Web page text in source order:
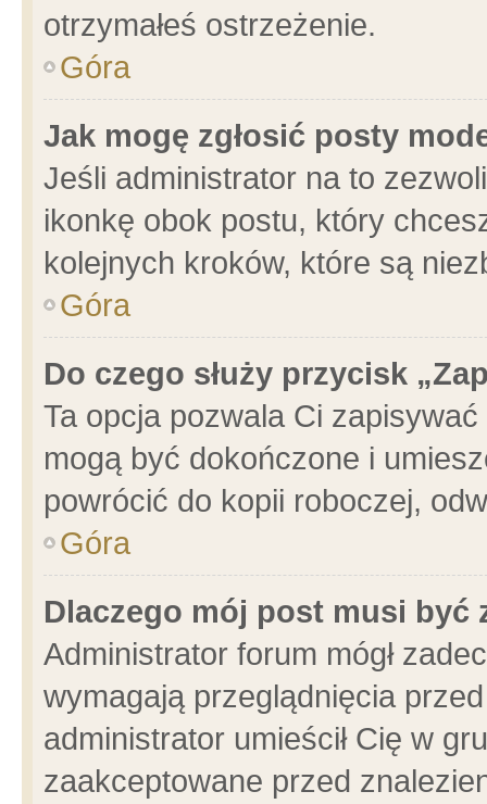
otrzymałeś ostrzeżenie.
Góra
Jak mogę zgłosić posty
Jeśli administrator na to
ikonkę obok postu, który
kolejnych kroków, które są
Góra
Do czego służy przycisk
Ta opcja pozwala Ci
mogą być dokończone i
powrócić do kopii roboczej,
Góra
Dlaczego mój post musi być
Administrator forum mógł
wymagają przeglądnięcia
administrator umieścił Cię w
zaakceptowane przed